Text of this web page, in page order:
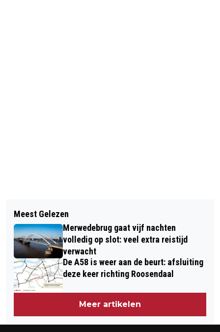
MELDING VAN SCHIETINCIDENT IN
DEN BOSCH, POLITIE DOET
ONDERZOEK
KANO MET 5 SENIOREN SLAAT OM OP
DE DIEZE IN DEN BOSCH
Meest Gelezen
Merwedebrug gaat vijf nachten
volledig op slot: veel extra reistijd
verwacht
De A58 is weer aan de beurt: afsluiting
deze keer richting Roosendaal
Meer artikelen